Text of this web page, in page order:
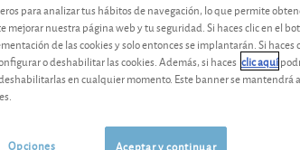
Traspasar acciones ¿cuánto
Al ordenar un traspaso de acciones,
comisión por dejar "volar" esas
para analizar tus hábitos de navegación, lo que permite
mejorar nuestra página web y tu seguridad. Si haces clic en el
de las cookies y solo entonces se implantarán. Si haces
o deshabilitar las cookies. Además, si haces clic aquí
en cualquier momento. Este banner se mantendrá
Aceptar y continuar
Opciones